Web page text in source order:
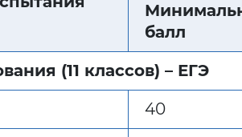
балл
(11 классов) – ЕГЭ
40